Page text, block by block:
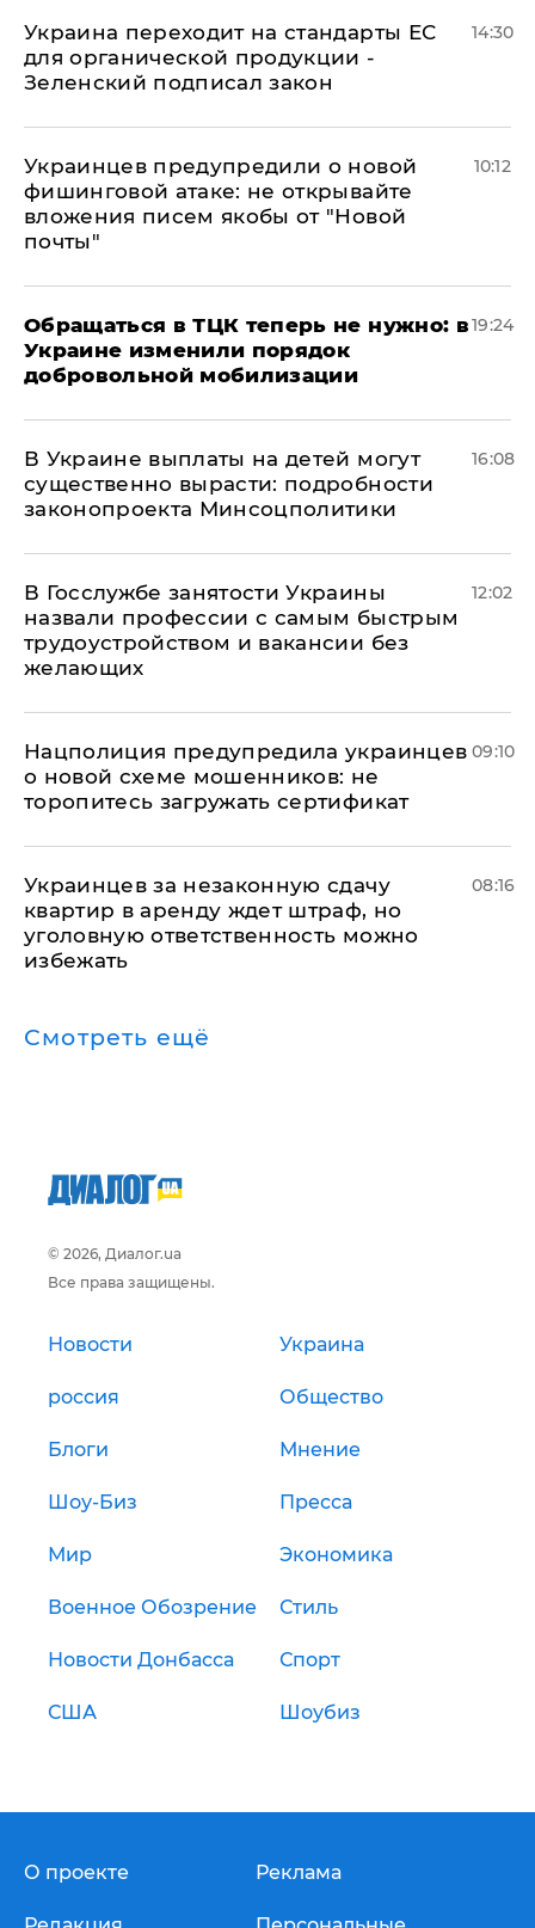
Украина переходит на стандарты ЕС
для органической продукции -
Зеленский подписал закон
14:30
Украинцев предупредили о новой
фишинговой атаке: не открывайте
вложения писем якобы от "Новой
почты"
10:12
Обращаться в ТЦК теперь не нужно: в
Украине изменили порядок
добровольной мобилизации
19:24
В Украине выплаты на детей могут
существенно вырасти: подробности
законопроекта Минсоцполитики
16:08
В Госслужбе занятости Украины
назвали профессии с самым быстрым
трудоустройством и вакансии без
желающих
12:02
Нацполиция предупредила украинцев
о новой схеме мошенников: не
торопитесь загружать сертификат
09:10
Украинцев за незаконную сдачу
квартир в аренду ждет штраф, но
уголовную ответственность можно
избежать
08:16
Смотреть ещё
© 2026, Диалог.ua
Все права защищены.
Новости Украина
россия Общество
Блоги Мнение
Шоу-Биз Пресса
Мир Экономика
Военное Обозрение Стиль
Новости Донбасса Спорт
США Шоубиз
О проекте Реклама